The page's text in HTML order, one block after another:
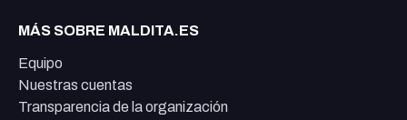
MÁS SOBRE MALDITA.ES
Equipo
Nuestras cuentas
Transparencia de la organización